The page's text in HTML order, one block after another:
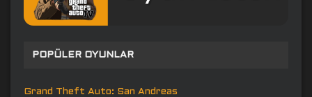
POPÜLER OYUNLAR
Grand Theft Auto: San Andreas